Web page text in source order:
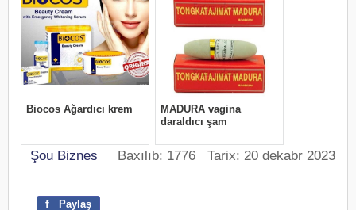
Şou Biznes Baxılıb: 1776 Tarix: 20 dekabr 2023
f Paylaş